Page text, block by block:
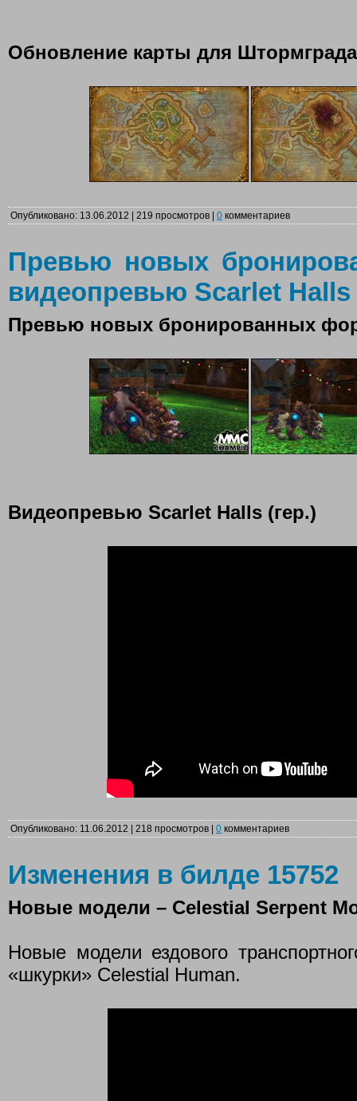
Обновление карты для
Опубликовано: 13.06.2012 | 219 просмотров | 0 комментариев
Превью новых
видеопревью Scarlet Halls
Превью новых бронированных
Видеопревью Scarlet Halls (гер.)
Опубликовано: 11.06.2012 | 218 просмотров | 0 комментариев
Изменения в билде 15752
Новые модели – Celestial Serpent
Новые модели ездового
«шкурки» Celestial Human.